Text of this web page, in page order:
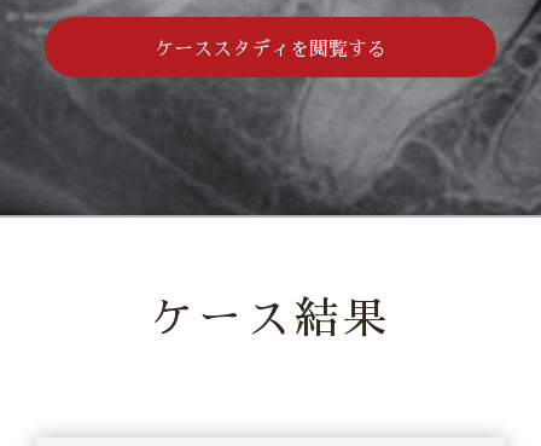
ケーススタディを閲覧する
ケース結果